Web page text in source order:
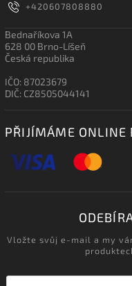
+420607808880
Bednaříkova 1A
628 00 Brno-Líšeň
Česká republika
IČO: 87023679
DIČ: CZ8505044141
PŘIJÍMÁME ONLINE
Vložte svůj e-mail a my